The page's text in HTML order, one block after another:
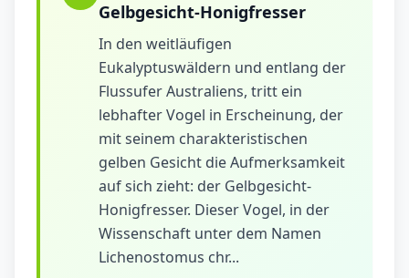
Gelbgesicht-Honigfresser
In den weitläufigen
Eukalyptuswäldern und entlang der
Flussufer Australiens, tritt ein
lebhafter Vogel in Erscheinung, der
mit seinem charakteristischen
gelben Gesicht die Aufmerksamkeit
auf sich zieht: der Gelbgesicht-
Honigfresser. Dieser Vogel, in der
Wissenschaft unter dem Namen
Lichenostomus chr...